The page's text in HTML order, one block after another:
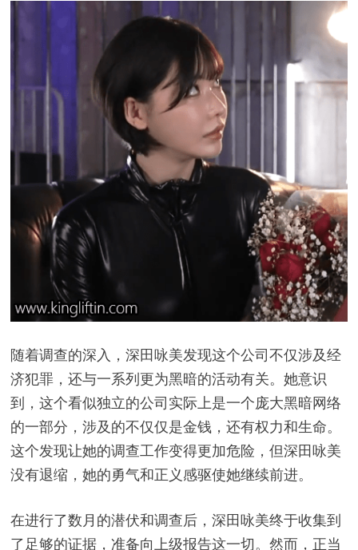
随着调查的深入，深田咏美发现这个公司不仅涉及经
济犯罪，还与一系列更为黑暗的活动有关。她意识
到，这个看似独立的公司实际上是一个庞大黑暗网络
的一部分，涉及的不仅仅是金钱，还有权力和生命。
这个发现让她的调查工作变得更加危险，但深田咏美
没有退缩，她的勇气和正义感驱使她继续前进。
在进行了数月的潜伏和调查后，深田咏美终于收集到
了足够的证据，准备向上级报告这一切。然而，正当